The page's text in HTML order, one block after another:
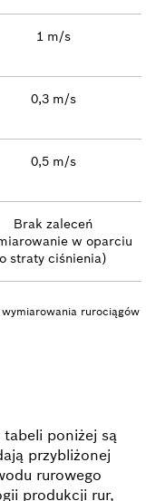
1 m/s
0,3 m/s
0,5 m/s
Brak zaleceń
w oparciu
o straty ciśnienia)
rurociągów
poniżej są
przybliżonej
rurowego
produkcji rur,